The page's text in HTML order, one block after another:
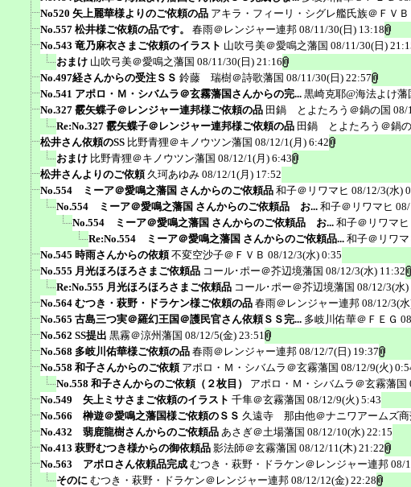
No520 矢上麗華様よりのご依頼の品 アキラ・フィーリ・シグレ艦氏族＠ＦＶＢ
No.557 松井様ご依頼の品です。
春雨＠レンジャー連邦 08/11/30(日) 13:18
No.543 竜乃麻衣さまご依頼のイラスト 山吹弓美＠愛鳴之藩国 08/11/30(日)
おまけ 山吹弓美＠愛鳴之藩国 08/11/30(日) 21:16
No.497経さんからの受注ＳＳ 鈴藤 瑞樹＠詩歌藩国 08/11/30(日) 22:57
No.541 アポロ・Ｍ・シバムラ＠玄霧藩国さんからの完... 黒崎克耶@海法よけ藩
No.327 霰矢蝶子＠レンジャー連邦様ご依頼の品 田鍋 とよたろう＠鍋の国 08/
Re:No.327 霰矢蝶子＠レンジャー連邦様ご依頼の品 田鍋 とよたろう＠鍋
松井さん依頼のSS 比野青狸＠キノウツン藩国 08/12/1(月) 6:42
おまけ 比野青狸＠キノウツン藩国 08/12/1(月) 6:43
松井さんよりのご依頼 久珂あゆみ 08/12/1(月) 17:52
No.554 ミーア＠愛鳴之藩国 さんからのご依頼品 和子＠リワマヒ 08/12/3(水)
No.554 ミーア＠愛鳴之藩国 さんからのご依頼品 お... 和子＠リワマヒ
No.554 ミーア＠愛鳴之藩国 さんからのご依頼品 お... 和子＠リワマヒ
Re:No.554 ミーア＠愛鳴之藩国 さんからのご依頼品... 和子＠リワマ
No.545 時雨さんからの依頼 不変空沙子＠ＦＶＢ 08/12/3(水) 0:35
No.555 月光ほろほろさまご依頼品 コール･ポー＠芥辺境藩国 08/12/3(水) 11:32
Re:No.555 月光ほろほろさまご依頼品 コール･ポー＠芥辺境藩国 08/12/3(水)
No.564 むつき・萩野・ドラケン様ご依頼の品 春雨＠レンジャー連邦 08/12/3(
No.565 古島三つ実＠羅幻王国＠護民官さん依頼ＳＳ完... 多岐川佑華＠ＦＥＧ
No.562 SS提出 黒霧＠涼州藩国 08/12/5(金) 23:51
No.568 多岐川佑華様ご依頼の品 春雨＠レンジャー連邦 08/12/7(日) 19:37
No.558 和子さんからのご依頼 アポロ・Ｍ・シバムラ＠玄霧藩国 08/12/9(火)
No.558 和子さんからのご依頼（２枚目）
アポロ・Ｍ・シバムラ＠玄霧藩国
No.549 矢上ミサさまご依頼のイラスト 千隼＠玄霧藩国 08/12/9(火) 5:43
No.566 榊遊＠愛鳴之藩国様ご依頼のＳＳ 久遠寺 那由他＠ナニワアームズ商
No.432 翡鹿龍樹さんからのご依頼品 あさぎ＠土場藩国 08/12/10(水) 22:15
No.413 萩野むつき様からの御依頼品 影法師＠玄霧藩国 08/12/11(木) 21:22
No.563 アポロさん依頼品完成 むつき・萩野・ドラケン＠レンジャー連邦 08/
そのに むつき・萩野・ドラケン＠レンジャー連邦 08/12/12(金) 22:28